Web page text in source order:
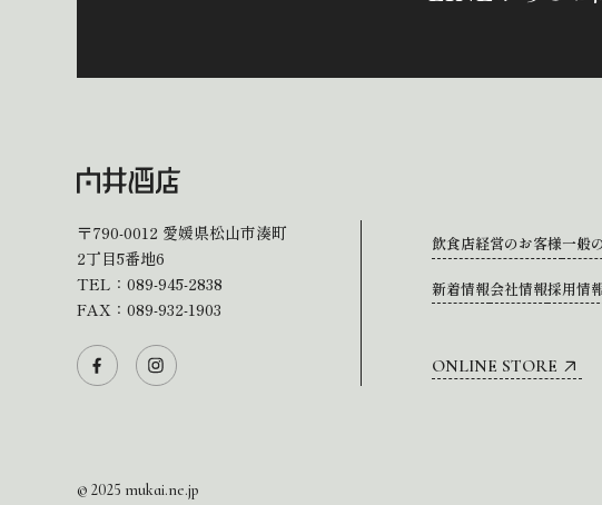
〒790-0012 愛媛県松山市湊町
2丁目5番地6
TEL： 089-945-2838
FAX：089-932-1903
飲食店経営のお客様一般
新着情報会社情報採用情
ONLINE STORE
© 2025 mukai.ne.jp